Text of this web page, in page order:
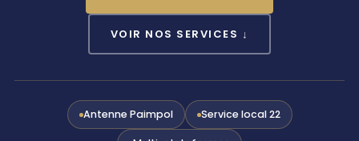
VOIR NOS SERVICES ↓
Antenne Paimpol Service local 22